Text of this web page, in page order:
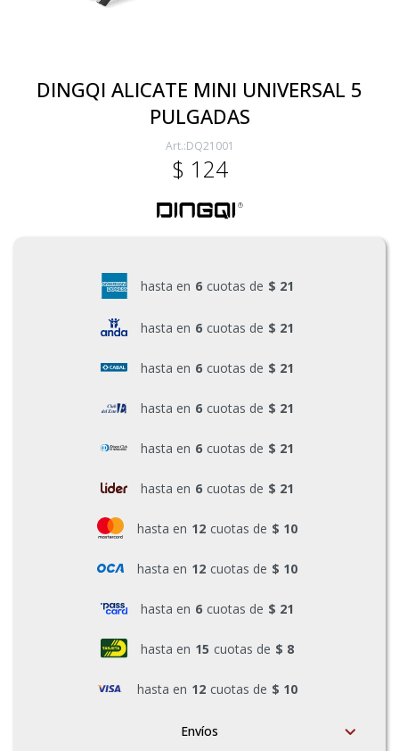
DINGQI ALICATE MINI UNIVERSAL 5
PULGADAS
DQ21001
$ 124
hasta en 6 cuotas de $ 21
hasta en 6 cuotas de $ 21
hasta en 6 cuotas de $ 21
hasta en 6 cuotas de $ 21
hasta en 6 cuotas de $ 21
hasta en 6 cuotas de $ 21
hasta en 12 cuotas de $ 10
hasta en 12 cuotas de $ 10
hasta en 6 cuotas de $ 21
hasta en 15 cuotas de $ 8
hasta en 12 cuotas de $ 10
Envíos
Herramientas Eléctrica y Batería
Piscinas e Inflables